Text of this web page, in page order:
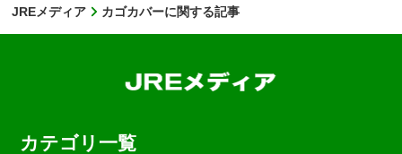
JREメディア カゴカバーに関する記事
カテゴリ一覧